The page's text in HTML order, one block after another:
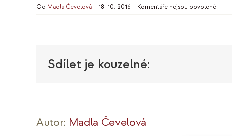
Od Madla Čevelová 18. 10. 2016 Komentáře nejsou povolenéu
Sdílet je kouzelné:
Autor: Madla Čevelová